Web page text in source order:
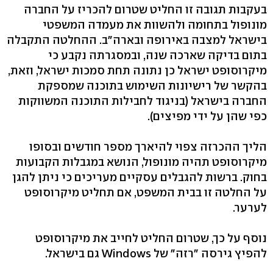
בעקבות תגובה זו החליט שטרום להכריז על החברה
מונופול בתחומה ולהשוות את מעמדה המשפטי
בישראל למצבה באירופה ובארה"ב. ההחלטה התקבלה
בתום בדיקה שארכה שנה, ובמסגרתה נקבע כי
מיקרוסופט ישראל כן נתונה תחת סמכות ישראל, וזאת,
בהקשר של רישיונות השימוש בתוכנה שמספקת
החברה בישראל (בניגוד לחבילות התוכנה המשווקות
כפי שהן על ידי מפיצים).
הליך ההכרזה צפוי להיארך מספר חודשים ובסופו
מיקרוסופט תהיה מונופול, הנושא במגבלות הקבועות
בחוק. ברשות להגבלים עסקיים מעריכים כי ניתן להגן
על החלטה זו בבית המשפט, אם תחליט מיקרוסופט
לערער.
נוסף על כך, שטרום החליט לחייב את מיקרוסופט
להפיץ גירסה "רזה" של Windows גם בישראל.